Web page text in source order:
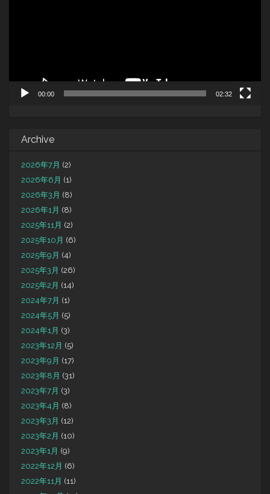
00:00 02:32
Archive
2026年7月 (2)
2026年6月 (1)
2026年3月 (8)
2026年1月 (8)
2025年11月 (2)
2025年10月 (6)
2025年9月 (4)
2025年3月 (26)
2025年2月 (14)
2024年7月 (1)
2024年5月 (5)
2024年1月 (3)
2023年12月 (5)
2023年9月 (17)
2023年8月 (31)
2023年7月 (3)
2023年4月 (8)
2023年3月 (12)
2023年2月 (10)
2023年1月 (9)
2022年12月 (6)
2022年11月 (11)